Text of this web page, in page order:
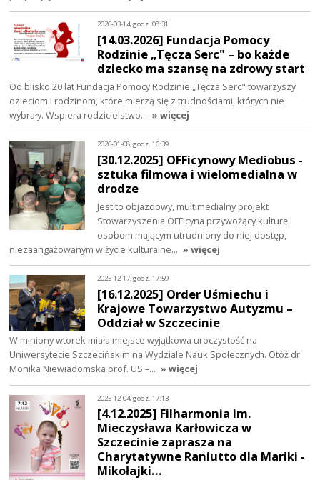
2026-03-14, godz. 08:31
[14.03.2026] Fundacja Pomocy
Rodzinie „Tęcza Serc" – bo każde
dziecko ma szansę na zdrowy start
Od blisko 20 lat Fundacja Pomocy Rodzinie „Tęcza Serc" towarzyszy
dzieciom i rodzinom, które mierzą się z trudnościami, których nie
wybrały. Wspiera rodzicielstwo… » więcej
2026-01-08, godz. 16:39
[30.12.2025] OFFicynowy Mediobus -
sztuka filmowa i wielomedialna w
drodze
Jest to objazdowy, multimedialny projekt
Stowarzyszenia OFFicyna przywożący kulturę
osobom mającym utrudniony do niej dostęp,
niezaangażowanym w życie kulturalne… » więcej
2025-12-17, godz. 17:59
[16.12.2025] Order Uśmiechu i
Krajowe Towarzystwo Autyzmu –
Oddział w Szczecinie
W miniony wtorek miała miejsce wyjątkowa uroczystość na
Uniwersytecie Szczecińskim na Wydziale Nauk Społecznych. Otóż dr
Monika Niewiadomska prof. US –… » więcej
2025-12-04, godz. 17:13
[4.12.2025] Filharmonia im.
Mieczysława Karłowicza w
Szczecinie zaprasza na
Charytatywne Raniutto dla Mariki -
Mikołajki…